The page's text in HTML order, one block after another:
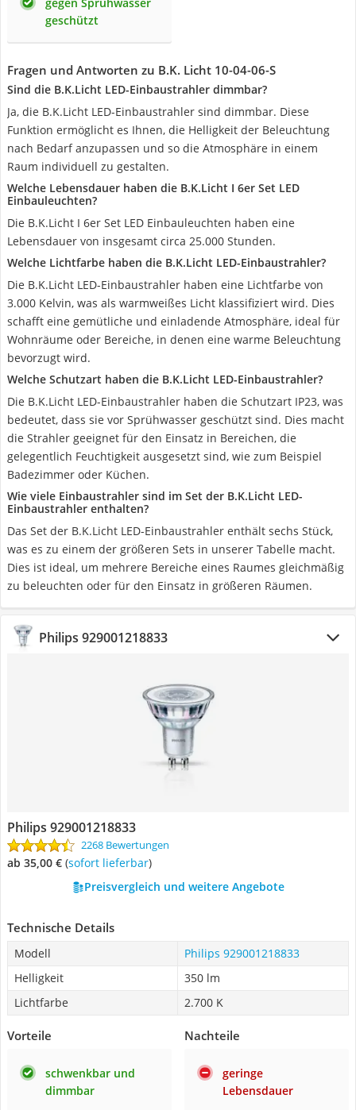
geschützt
Fragen und Antworten zu B.K. Licht 10-04-06-S
Sind die B.K.Licht LED-Einbaustrahler dimmbar?
Ja, die B.K.Licht LED-Einbaustrahler sind dimmbar. Diese
Funktion ermöglicht es Ihnen, die Helligkeit der Beleuchtung
nach Bedarf anzupassen und so die Atmosphäre in einem
Raum individuell zu gestalten.
Welche Lebensdauer haben die B.K.Licht I 6er Set LED
Einbauleuchten?
Die B.K.Licht I 6er Set LED Einbauleuchten haben eine
Lebensdauer von insgesamt circa 25.000 Stunden.
Welche Lichtfarbe haben die B.K.Licht LED-Einbaustrahler?
Die B.K.Licht LED-Einbaustrahler haben eine Lichtfarbe von
3.000 Kelvin, was als warmweißes Licht klassifiziert wird. Dies
schafft eine gemütliche und einladende Atmosphäre, ideal für
Wohnräume oder Bereiche, in denen eine warme Beleuchtung
bevorzugt wird.
Welche Schutzart haben die B.K.Licht LED-Einbaustrahler?
Die B.K.Licht LED-Einbaustrahler haben die Schutzart IP23, was
bedeutet, dass sie vor Sprühwasser geschützt sind. Dies macht
die Strahler geeignet für den Einsatz in Bereichen, die
gelegentlich Feuchtigkeit ausgesetzt sind, wie zum Beispiel
Badezimmer oder Küchen.
Wie viele Einbaustrahler sind im Set der B.K.Licht LED-
Einbaustrahler enthalten?
Das Set der B.K.Licht LED-Einbaustrahler enthält sechs Stück,
was es zu einem der größeren Sets in unserer Tabelle macht.
Dies ist ideal, um mehrere Bereiche eines Raumes gleichmäßig
zu beleuchten oder für den Einsatz in größeren Räumen.
Philips 929001218833
Philips 929001218833
2268 Bewertungen
ab 35,00 € ( Sofort lieferbar)
Preisvergleich und weitere Angebote
Technische Details
Modell
Philips 929001218833
Helligkeit
350 lm
Lichtfarbe
2.700 K
Vorteile
schwenkbar und
dimmbar
Nachteile
geringe
Lebensdauer